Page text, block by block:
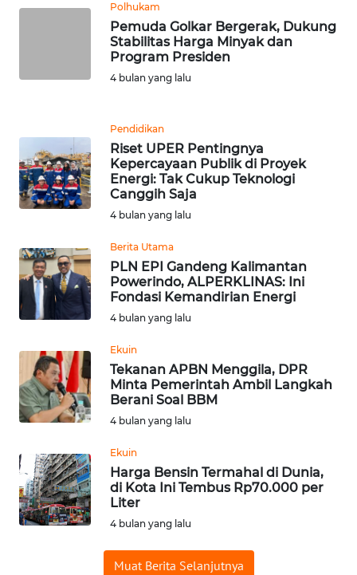
Polhukam
Pemuda Golkar Bergerak, Dukung
Stabilitas Harga Minyak dan
Program Presiden
4 bulan yang lalu
Pendidikan
Riset UPER Pentingnya
Kepercayaan Publik di Proyek
Energi: Tak Cukup Teknologi
Canggih Saja
4 bulan yang lalu
Berita Utama
PLN EPI Gandeng Kalimantan
Powerindo, ALPERKLINAS: Ini
Fondasi Kemandirian Energi
4 bulan yang lalu
Ekuin
Tekanan APBN Menggila, DPR
Minta Pemerintah Ambil Langkah
Berani Soal BBM
4 bulan yang lalu
Ekuin
Harga Bensin Termahal di Dunia,
di Kota Ini Tembus Rp70.000 per
Liter
4 bulan yang lalu
Muat Berita Selanjutnya
WN
KEPULAUAN
SERIBU
TANGERANG
WN
BINJAI
CIREBON
WN
INDRAMAYU
WN
KUNINGAN
WN